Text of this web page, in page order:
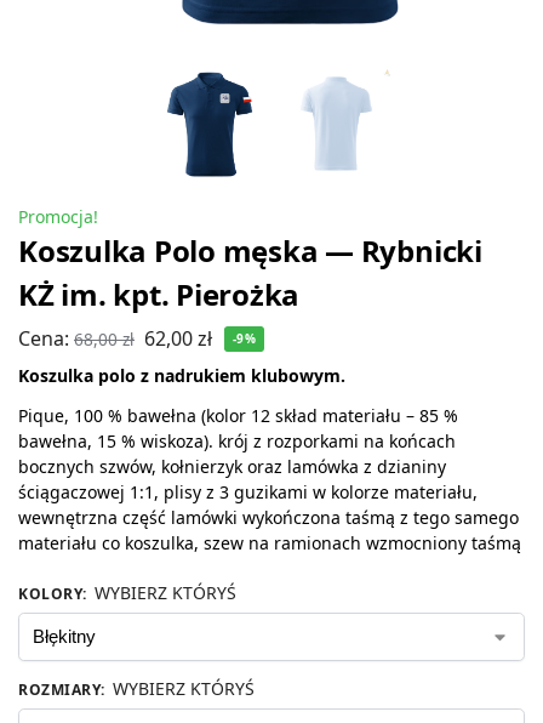
Promocja!
Koszulka Polo męska — Rybnicki
KŻ im. kpt. Pierożka
Cena: 68,00zł 62,00zł -9%
Koszulka polo z nadrukiem klubowym.
Pique, 100 % bawełna (kolor 12 skład materiału – 85 %
bawełna, 15 % wiskoza). krój z rozporkami na końcach
bocznych szwów, kołnierzyk oraz lamówka z dzianiny
ściągaczowej 1:1, plisy z 3 guzikami w kolorze materiału,
wewnętrzna część lamówki wykończona taśmą z tego samego
materiału co koszulka, szew na ramionach wzmocniony taśmą
KOLORY: WYBIERZ KTÓRYŚ
ROZMIARY: WYBIERZ KTÓRYŚ